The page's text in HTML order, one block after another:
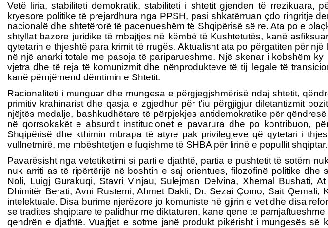
Vetë liria, stabiliteti demokratik, stabiliteti i shtetit gjenden të rrezikuara,
kryesore politike të prejardhura nga PPSH, pasi shkatërruan çdo ringritje
nacionalë dhe shtetërorë të pacenueshëm të Shqipërisë së re. Ata po e
shtyllat bazore juridike të mbajtjes në këmbë të Kushtetutës, kanë
qytetarin e thjeshtë para krimit të rrugës. Aktualisht ata po përgatiten për
në një anarki totale me pasoja të pariparueshme. Një skenar i kobshëm
vjetra dhe të reja të komunizmit dhe nënprodukteve të tij ilegale të
kanë përnjëmend dëmtimin e Shtetit.
Racionaliteti i munguar dhe mungesa e përgjegjshmërisë ndaj shtetit,
primitiv krahinarist dhe qasja e zgjedhur për t'iu përgjigjur diletantizmit
njëjtës medalje, bashkudhëtare të përpjekjes antidemokratike për
në qorrsokakët e absurdit institucionet e pavarura dhe po kontribuon,
Shqipërisë dhe kthimin mbrapa të atyre pak privilegjeve që qytetari i
vullnetmirë, me mbështetjen e fuqishme të SHBA për lirinë e popullit shqiptar.
Pavarësisht nga vetetiketimi si parti e djathtë, partia e pushtetit të sotëm
nuk arriti as të ripërtërijë në boshtin e saj orientues, filozofinë politike
Noli, Luigj Gurakuqi, Stavri Vinjau, Sulejman Delvina, Xhemal Bushati,
Dhimitër Berati, Avni Rustemi, Ahmet Dakli, Dr. Sezai Çomo, Sait
intelektuale. Disa burime njerëzore jo komuniste në gjirin e vet dhe disa
së traditës shqiptare të palidhur me diktaturën, kanë qenë të
qendrën e djathtë. Vuajtjet e sotme janë produkt pikërisht i mungesës